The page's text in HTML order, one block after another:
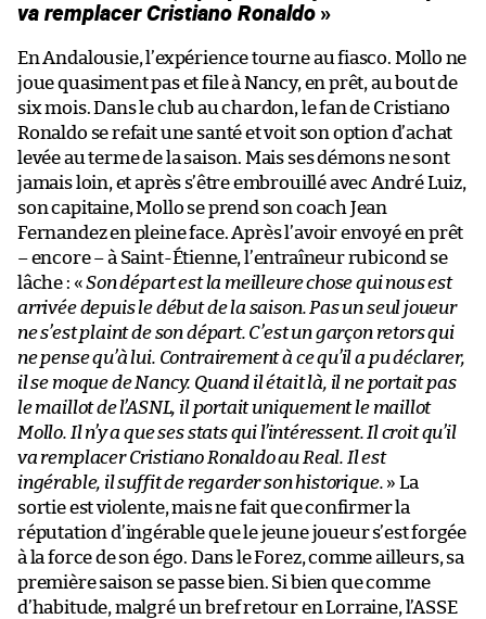
va remplacer Cristiano Ronaldo»
En Andalousie, l’expérience tourne au fiasco. Mollo ne
joue quasiment pas et file à Nancy, en prêt, au bout de
six mois. Dans le club au chardon, le fan de Cristiano
Ronaldo se refait une santé et voit son option d’achat
levée au terme de la saison. Mais ses démons ne sont
jamais loin, et après s’être embrouillé avec André Luiz,
son capitaine, Mollo se prend son coach Jean
Fernandez en pleine face. Après l’avoir envoyé en prêt
– encore – à Saint-Étienne, l’entraîneur rubicond se
lâche : «Son départ est la meilleure chose qui nous est
arrivée depuis le début de la saison. Pas un seul joueur
ne s’est plaint de son départ. C’est un garçon retors qui
ne pense qu’à lui. Contrairement à ce qu’il a pu déclarer,
il se moque de Nancy. Quand il était là, il ne portait pas
le maillot de l’ASNL, il portait uniquement le maillot
Mollo. Il n’y a que ses stats qui l’intéressent. Il croit qu’il
va remplacer Cristiano Ronaldo au Real. Il est
ingérable, il suffit de regarder son historique. » La
sortie est violente, mais ne fait que confirmer la
réputation d’ingérable que le jeune joueur s’est forgée
à la force de son égo. Dans le Forez, comme ailleurs, sa
première saison se passe bien. Si bien que comme
d’habitude, malgré un bref retour en Lorraine, l’ASSE